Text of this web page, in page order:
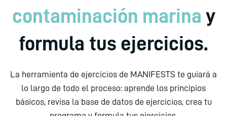
contaminación marina y
formula tus ejercicios.
La herramienta de ejercicios de MANIFESTS te guiará a
lo largo de todo el proceso: aprende los principios
básicos, revisa la base de datos de ejercicios, crea tu